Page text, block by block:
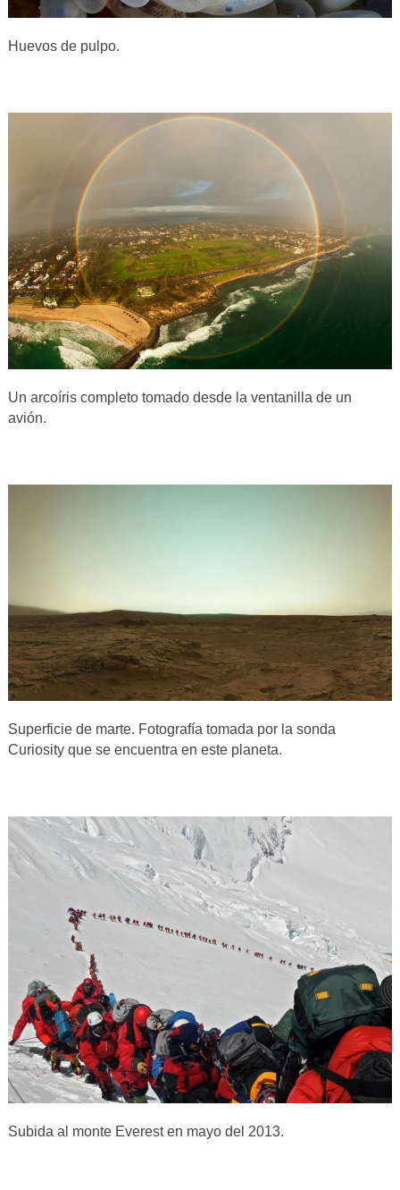
Huevos de pulpo.
Un arcoíris completo tomado desde la ventanilla de un
avión.
Superficie de marte. Fotografía tomada por la sonda
Curiosity que se encuentra en este planeta.
Subida al monte Everest en mayo del 2013.